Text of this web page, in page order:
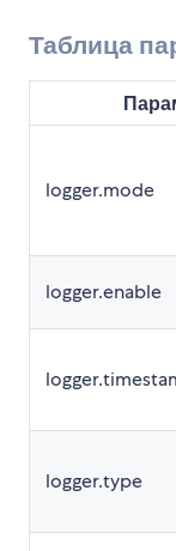
Таблица
logger.mode
logger.enable
logger.type